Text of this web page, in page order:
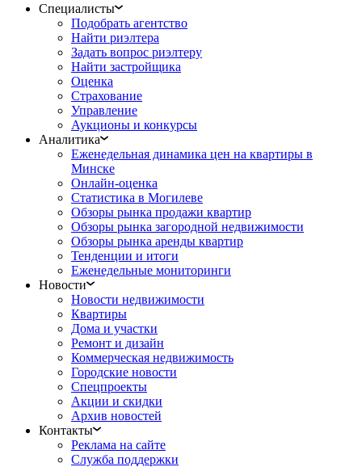
Специалисты
Подобрать агентство
Найти риэлтера
Задать вопрос риэлтеру
Найти застройщика
Оценка
Страхование
Управление
Аукционы и конкурсы
Аналитика
Еженедельная динамика цен на квартиры в
Минске
Онлайн-оценка
Статистика в Могилеве
Обзоры рынка продажи квартир
Обзоры рынка загородной недвижимости
Обзоры рынка аренды квартир
Тенденции и итоги
Еженедельные мониторинги
Новости
Новости недвижимости
Квартиры
Дома и участки
Ремонт и дизайн
Коммерческая недвижимость
Городские новости
Спецпроекты
Акции и скидки
Архив новостей
Контакты
Реклама на сайте
Служба поддержки